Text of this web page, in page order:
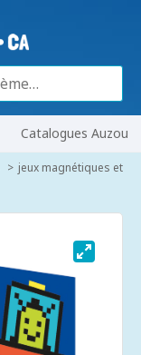
Catalogues Auzou
jeux magnétiques et